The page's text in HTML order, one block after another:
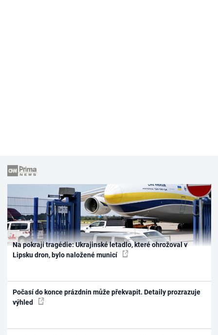
Na pokraji tragédie: Ukrajinské letadlo, které ohrožoval v
Lipsku dron, bylo naložené municí
Počasí do konce prázdnin může překvapit. Detaily prozrazuje
výhled